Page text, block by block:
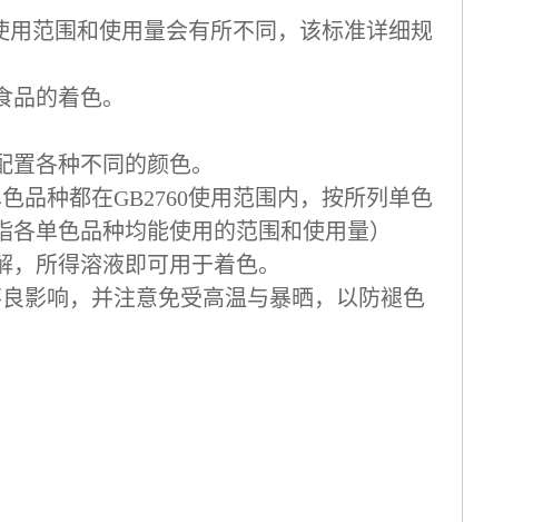
范围和使用量会有所不同，该标准详细规
的着色。
各种不同的颜色。
品种都在GB2760使用范围内，按所列单色
单色品种均能使用的范围和使用量）
所得溶液即可用于着色。
影响，并注意免受高温与暴晒，以防褪色